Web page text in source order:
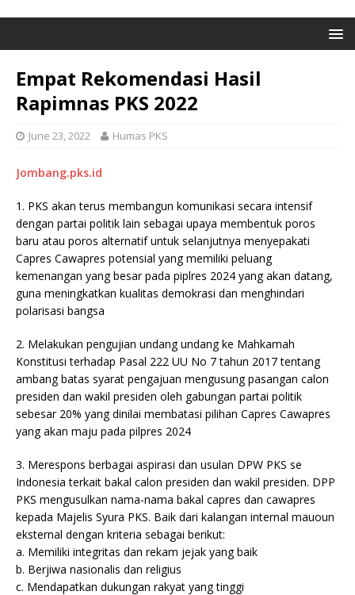
Empat Rekomendasi Hasil
Rapimnas PKS 2022
June 23, 2022 Humas PKS
Jombang.pks.id
1. PKS akan terus membangun komunikasi secara intensif
dengan partai politik lain sebagai upaya membentuk poros
baru atau poros alternatif untuk selanjutnya menyepakati
Capres Cawapres potensial yang memiliki peluang
kemenangan yang besar pada piplres 2024 yang akan datang,
guna meningkatkan kualitas demokrasi dan menghindari
polarisasi bangsa
2. Melakukan pengujian undang undang ke Mahkamah
Konstitusi terhadap Pasal 222 UU No 7 tahun 2017 tentang
ambang batas syarat pengajuan mengusung pasangan calon
presiden dan wakil presiden oleh gabungan partai politik
sebesar 20% yang dinilai membatasi pilihan Capres Cawapres
yang akan maju pada pilpres 2024
3. Merespons berbagai aspirasi dan usulan DPW PKS se
Indonesia terkait bakal calon presiden dan wakil presiden. DPP
PKS mengusulkan nama-nama bakal capres dan cawapres
kepada Majelis Syura PKS. Baik dari kalangan internal mauoun
eksternal dengan kriteria sebagai berikut:
a. Memiliki integritas dan rekam jejak yang baik
b. Berjiwa nasionalis dan religius
c. Mendapatkan dukungan rakyat yang tinggi